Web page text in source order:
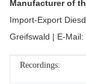
Manufacturer of
Import-Export
Greifswald | E-
Item
Value
Recordings: